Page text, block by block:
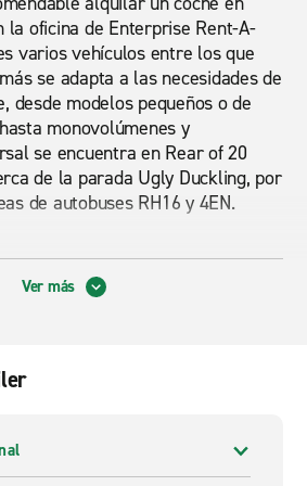
la oficina de Enterprise Rent-A-
varios vehículos entre los que
se adapta a las necesidades de
desde modelos pequeños o de
monovolúmenes y
se encuentra en Rear of 20
de la parada Ugly Duckling, por
de autobuses RH16 y 4EN.
en Haywards Heath el
acceso a lugares en los que se
Wood, perfecto para hacer
faltar en la agenda de todo
un gran molino antiguo al
llegar fácilmente por carretera.
Ver más